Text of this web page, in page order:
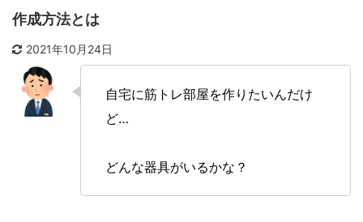
作成方法とは
2021年10月24日
自宅に筋トレ部屋を作りたいんだけ
ど…
どんな器具がいるかな？